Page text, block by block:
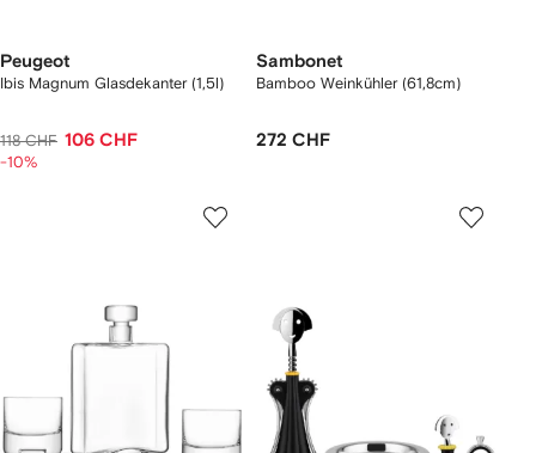
Peugeot
Ibis Magnum Glasdekanter (1,5l)
118 CHF 106 CHF
-10%
Sambonet
Bamboo Weinkühler (61,8cm)
272 CHF